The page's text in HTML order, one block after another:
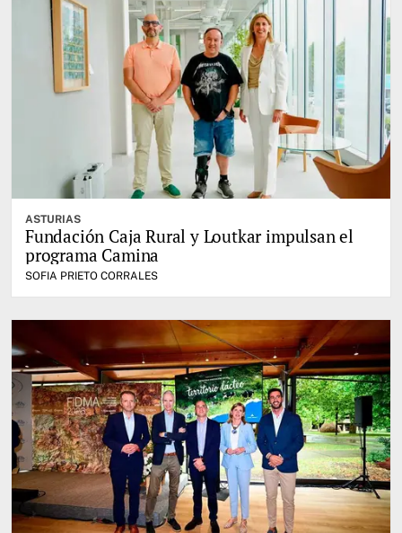
ASTURIAS
Fundación Caja Rural y Loutkar impulsan el
programa Camina
SOFIA PRIETO CORRALES